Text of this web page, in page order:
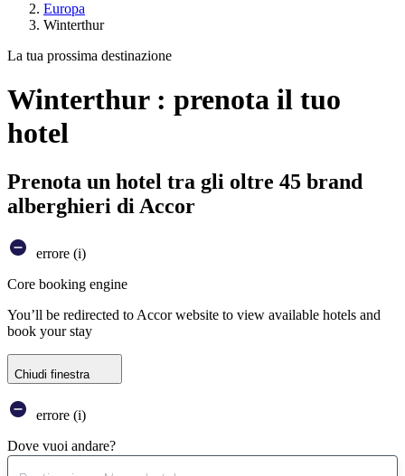
Europa
Winterthur
La tua prossima destinazione
Winterthur : prenota il tuo
hotel
Prenota un hotel tra gli oltre 45 brand
alberghieri di Accor
errore (i)
Core booking engine
You’ll be redirected to Accor website to view available hotels and
book your stay
Chiudi finestra
errore (i)
Dove vuoi andare?